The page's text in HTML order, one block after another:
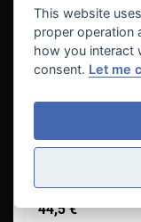
44,5 €
This website
proper operation
how you interact
consent. Let me